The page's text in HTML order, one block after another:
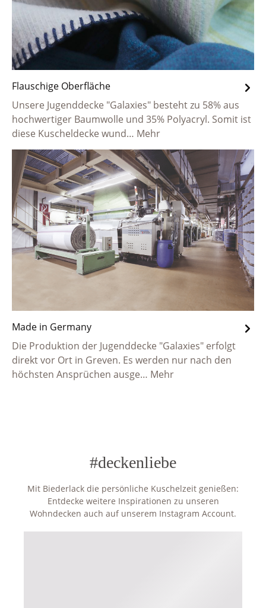
Flauschige Oberfläche
Unsere Jugenddecke "Galaxies" besteht zu 58% aus
hochwertiger Baumwolle und 35% Polyacryl. Somit ist
diese Kuscheldecke wund… Mehr
Made in Germany
Die Produktion der Jugenddecke "Galaxies" erfolgt
direkt vor Ort in Greven. Es werden nur nach den
höchsten Ansprüchen ausge… Mehr
#deckenliebe
Mit Biederlack die persönliche Kuschelzeit genießen:
Entdecke weitere Inspirationen zu unseren
Wohndecken auch auf unserem Instagram Account.